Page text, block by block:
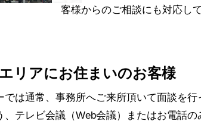
客様からのご相談にも対応し
リアにお住まいのお客様
では通常、事務所へご来所頂いて面談を
テレビ会議（Web会議）またはお電話